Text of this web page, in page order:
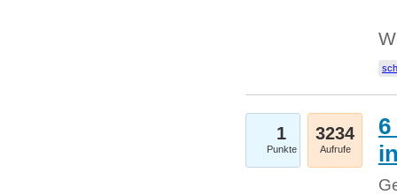
1
Punkte
3234
Aufrufe